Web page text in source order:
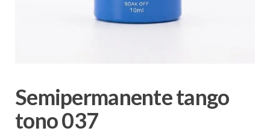
Semipermanente tango
tono 037